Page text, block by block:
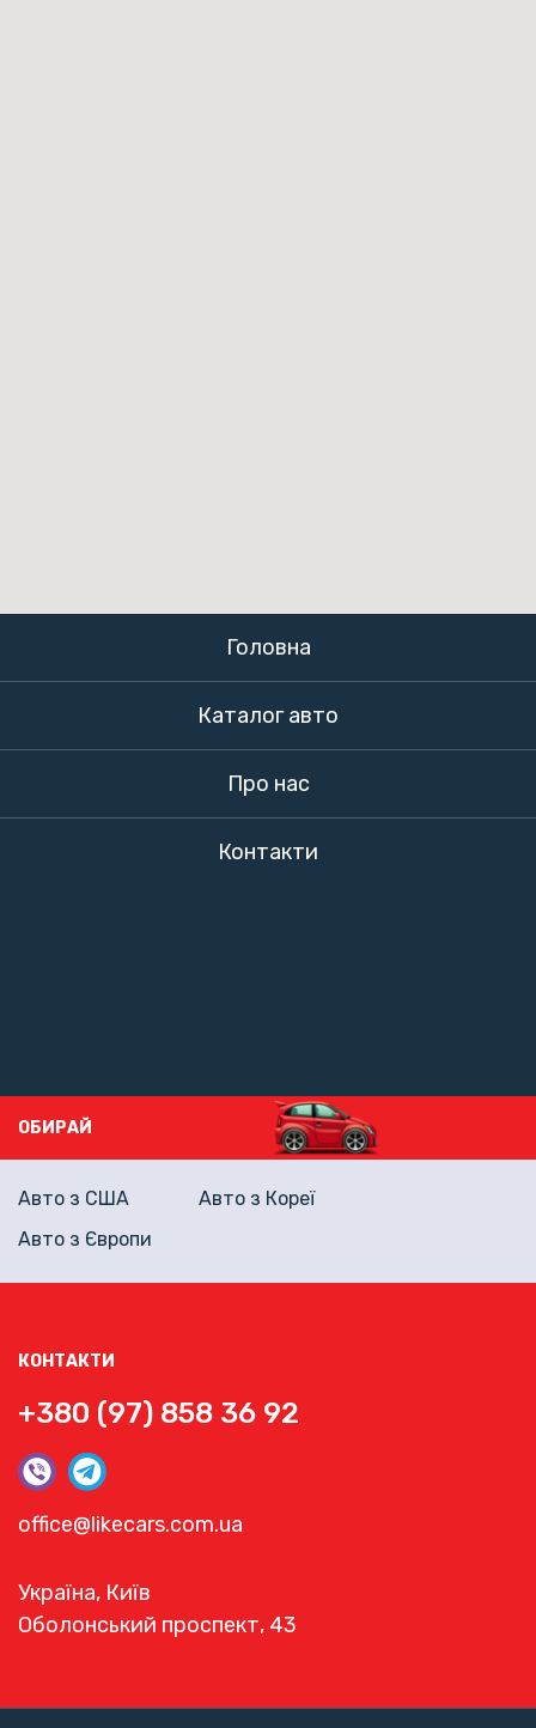
Головна
Каталог авто
Про нас
Контакти
КОНТАКТИ
+380 (97) 858 36 92
office@likecars.com.ua
Україна, Київ
Оболонський проспект, 43
ОБИРАЙ
Авто з США
Авто з Кореї
Авто з Європи